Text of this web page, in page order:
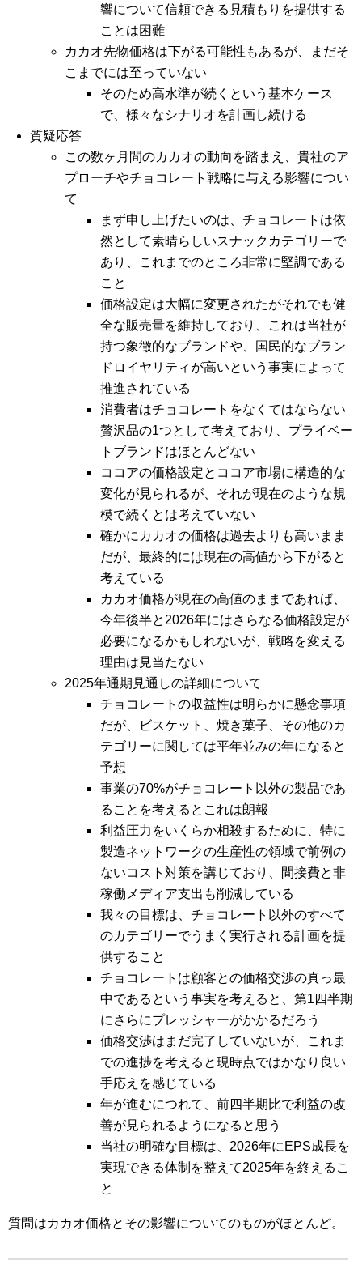
響について信頼できる見積もりを提供する
ことは困難
カカオ先物価格は下がる可能性もあるが、まだそ
こまでには至っていない
そのため高水準が続くという基本ケース
で、様々なシナリオを計画し続ける
質疑応答
この数ヶ月間のカカオの動向を踏まえ、貴社のア
プローチやチョコレート戦略に与える影響につい
て
まず申し上げたいのは、チョコレートは依
然として素晴らしいスナックカテゴリーで
あり、これまでのところ非常に堅調である
こと
価格設定は大幅に変更されたがそれでも健
全な販売量を維持しており、これは当社が
持つ象徴的なブランドや、国民的なブラン
ドロイヤリティが高いという事実によって
推進されている
消費者はチョコレートをなくてはならない
贅沢品の1つとして考えており、プライベー
トブランドはほとんどない
ココアの価格設定とココア市場に構造的な
変化が見られるが、それが現在のような規
模で続くとは考えていない
確かにカカオの価格は過去よりも高いまま
だが、最終的には現在の高値から下がると
考えている
カカオ価格が現在の高値のままであれば、
今年後半と2026年にはさらなる価格設定が
必要になるかもしれないが、戦略を変える
理由は見当たない
2025年通期見通しの詳細について
チョコレートの収益性は明らかに懸念事項
だが、ビスケット、焼き菓子、その他のカ
テゴリーに関しては平年並みの年になると
予想
事業の70%がチョコレート以外の製品であ
ることを考えるとこれは朗報
利益圧力をいくらか相殺するために、特に
製造ネットワークの生産性の領域で前例の
ないコスト対策を講じており、間接費と非
稼働メディア支出も削減している
我々の目標は、チョコレート以外のすべて
のカテゴリーでうまく実行される計画を提
供すること
チョコレートは顧客との価格交渉の真っ最
中であるという事実を考えると、第1四半期
にさらにプレッシャーがかかるだろう
価格交渉はまだ完了していないが、これま
での進捗を考えると現時点ではかなり良い
手応えを感じている
年が進むにつれて、前四半期比で利益の改
善が見られるようになると思う
当社の明確な目標は、2026年にEPS成長を
実現できる体制を整えて2025年を終えるこ
と
質問はカカオ価格とその影響についてのものがほとんど。